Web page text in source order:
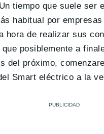
tiempo que suele ser
habitual por
hora de realizar sus
posiblemente a
del próximo,
Smart eléctrico a la